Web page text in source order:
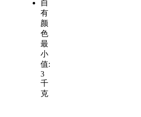
自
有
颜
色
最
小
值:
3
千
克